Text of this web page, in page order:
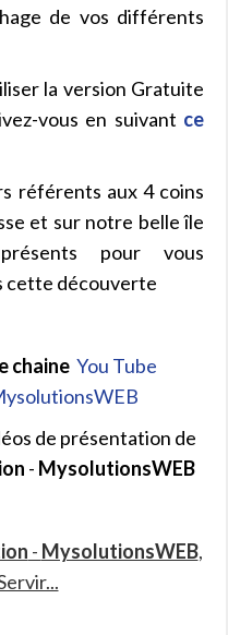
de vos différents
la version Gratuite
vous en suivant ce
référents aux 4 coins
et sur notre belle île
pour vous
cette découverte
chaine You Tube
de présentation de
- MysolutionsWEB
- MysolutionsWEB,